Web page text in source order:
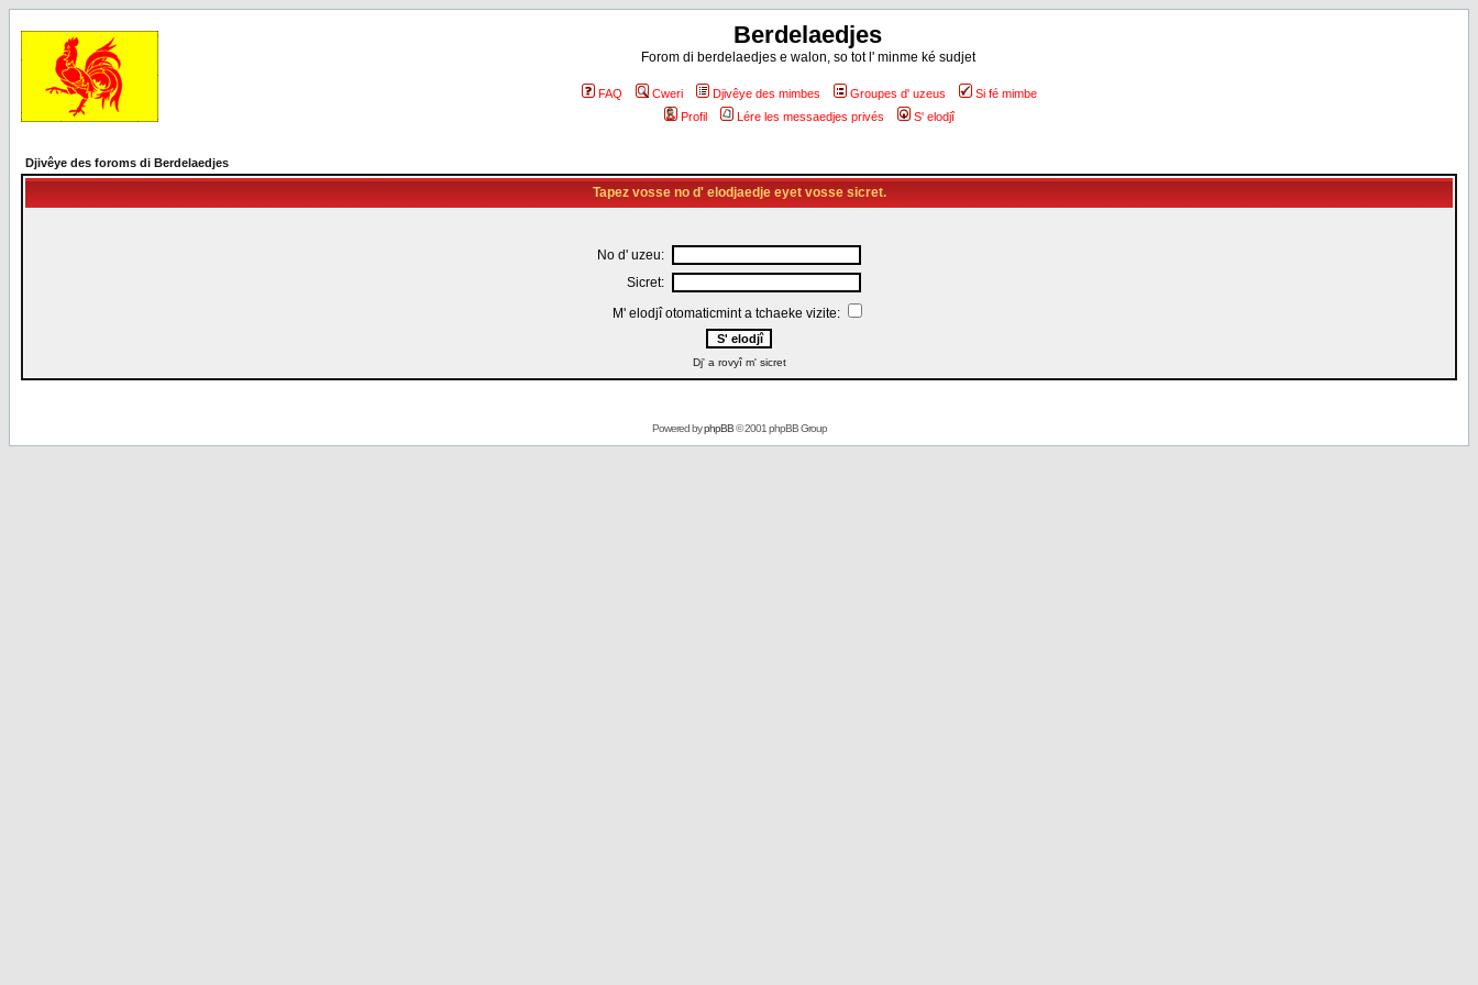
Berdelaedjes
Forom di berdelaedjes e walon, so tot l' minme ké sudjet
FAQ Cweri Djivêye des mimbes Groupes d' uzeus
Si fé mimbe
Profil
Lére les messaedjes privés S' elodjî
Djivêye des foroms di Berdelaedjes
Tapez vosse no d' elodjaedje eyet vosse sicret.
No d' uzeu:
Sicret:
M' elodjî otomaticmint a tchaeke vizite:
Dj' a rovyî m' sicret
Powered byphpBB© 2001 phpBB Group